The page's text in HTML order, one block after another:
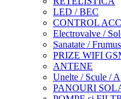
LED / BEC
CONTROL
Electrovalve /
Sanatate /
PRIZE WIFI
ANTENE
Unelte / Scule /
PANOURI